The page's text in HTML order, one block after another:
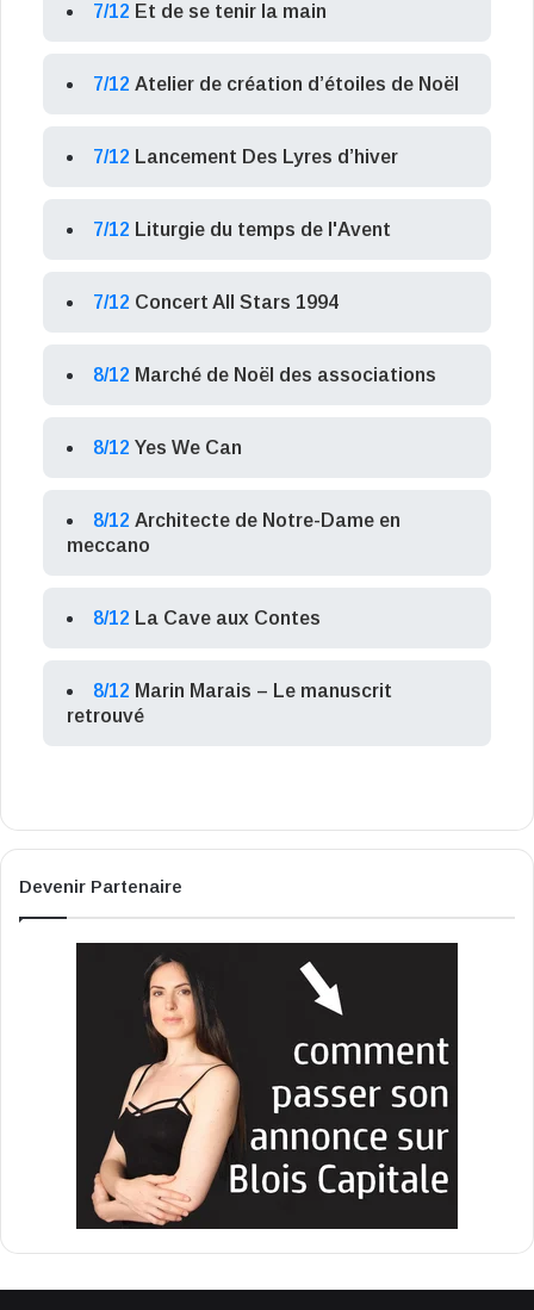
7/12 Et de se tenir la main
7/12 Atelier de création d’étoiles de Noël
7/12 Lancement Des Lyres d’hiver
7/12 Liturgie du temps de l'Avent
7/12 Concert All Stars 1994
8/12 Marché de Noël des associations
8/12 Yes We Can
8/12 Architecte de Notre-Dame en
meccano
8/12 La Cave aux Contes
8/12 Marin Marais – Le manuscrit
retrouvé
Devenir Partenaire